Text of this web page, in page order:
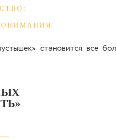
становится все